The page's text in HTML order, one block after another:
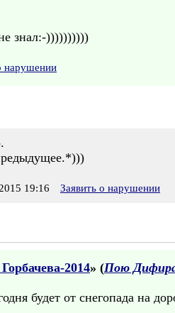
знал:-))))))))))
нарушении
19:16 Заявить о нарушении
2014» (Пою
будет от снегопада на